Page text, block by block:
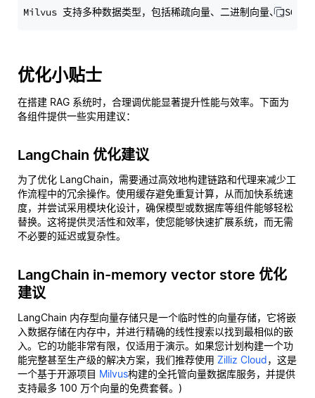
优化小贴士
在搭建 RAG 系统时，合理调优能显著提升性能与效率。下面为
各组件提供一些实用建议：
LangChain 优化建议
为了优化 LangChain，需要通过高效地构建链路和代理来减少工
作流程中的冗余操作。使用缓存避免重复计算，从而加快系统速
度，并尝试采用模块化设计，确保模型或数据库等组件能够轻松
替换。这将提供灵活性和效率，使您能够快速扩展系统，而无需
不必要的延迟或复杂性。
LangChain in-memory vector store 优化
建议
LangChain 内存型向量存储只是一个临时性的向量存储，它将嵌
入数据存储在内存中，并进行精确的线性搜索以找到最相似的嵌
入。它的功能非常有限，仅适用于演示。如果您计划构建一个功
能完整甚至生产级的解决方案，我们推荐使用 Zilliz Cloud，这是
一个基于开源项目 Milvus构建的全托管向量数据库服务，并提供
支持最多 100 万个向量的免费套餐。)